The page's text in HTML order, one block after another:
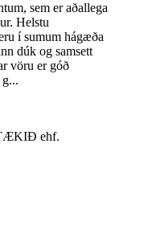
sem er aðallega
Helstu
í sumum hágæða
dúk og samsett
vöru er góð
ehf.